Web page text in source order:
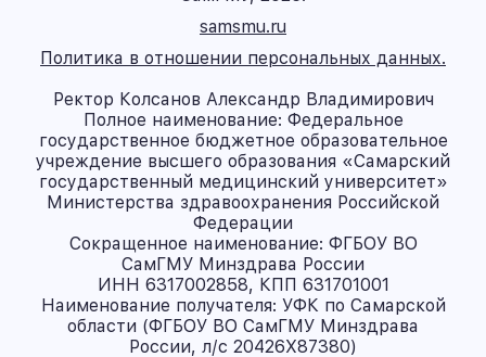
samsmu.ru
Политика в отношении персональных данных.
Ректор Колсанов Александр Владимирович
Полное наименование: Федеральное
государственное бюджетное образовательное
учреждение высшего образования «Самарский
государственный медицинский университет»
Министерства здравоохранения Российской
Федерации
Сокращенное наименование: ФГБОУ ВО
СамГМУ Минздрава России
ИНН 6317002858, КПП 631701001
Наименование получателя: УФК по Самарской
области (ФГБОУ ВО СамГМУ Минздрава
России, л/с 20426X87380)